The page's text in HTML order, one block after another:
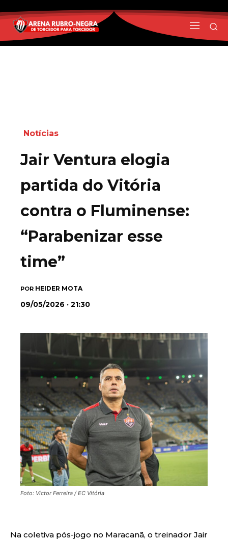
Notícias
Jair Ventura elogia
partida do Vitória
contra o Fluminense:
“Parabenizar esse
time”
POR HEIDER MOTA
09/05/2026 · 21:30
Foto: Victor Ferreira / EC Vitória
Na coletiva pós-jogo no Maracanã, o treinador Jair